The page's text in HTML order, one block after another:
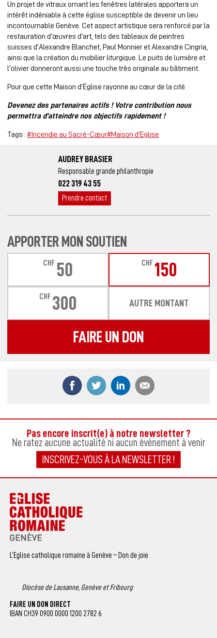
Un projet de vitraux ornant les fenêtres latérales apportera un
intérêt indéniable à cette église susceptible de devenir un lieu
incontournable Genève. Cet aspect artistique sera renforcé par la
restauration d’œuvres d’art, tels des tableaux de peintres
suisses d’Alexandre Blanchet, Paul Monnier et Alexandre Cingria,
ainsi que la création du mobilier liturgique. Le puits de lumière et
l’olivier donneront aussi une touche très originale au bâtiment.
Pour que cette Maison d’Église rayonne au cœur de la cité
Devenez des partenaires actifs ! Votre contribution nous
permettra d’atteindre nos objectifs rapidement !
Tags : #Incendie au Sacré-Cœur#Maison d'Eglise
AUDREY BRASIER
Responsable grande philanthropie
022 319 43 55
Prendre contact
APPORTER MON SOUTIEN
CHF 50 CHF 150
CHF 300 AUTRE MONTANT
FAIRE UN DON
Partager ce contenu sur Facebook
Partager ce contenu sur Twitter
Partager ce contenu
Pas encore inscrit(e) à notre newsletter ?
Ne ratez aucune actualité ni aucun événement à venir
INSCRIVEZ-VOUS À LA NEWSLETTER !
L’Eglise catholique romaine à Genève – Don de joie
Diocèse de Lausanne, Genève et Fribourg
FAIRE UN DON DIRECT
IBAN CH39 0900 0000 1200 2782 6